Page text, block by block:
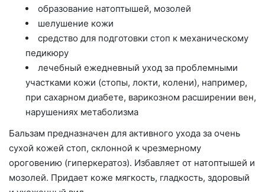
образование натоптышей, мозолей
шелушение кожи
средство для подготовки стоп к механическому
педикюру
лечебный ежедневный уход за проблемными
участками кожи (стопы, локти, колени), например,
при сахарном диабете, варикозном расширении вен,
нарушениях метаболизма
Бальзам предназначен для активного ухода за очень
сухой кожей стоп, склонной к чрезмерному
ороговению (гиперкератоз). Избавляет от натоптышей и
мозолей. Придает коже мягкость, гладкость, здоровый